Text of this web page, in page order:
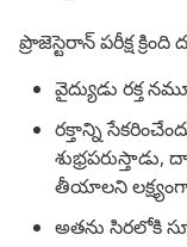
ప్రొజెస్టెరాన్ పరీక్ష
వైద్యుడు రక్త
రక్తాన్ని
తీయాలని లక్ష్యంగా
అతను సిరలోకి